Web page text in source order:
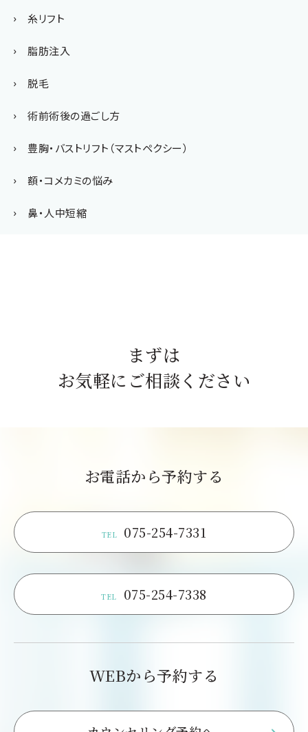
糸リフト
脂肪注入
脱毛
術前術後の過ごし方
豊胸・バストリフト（マストペクシー）
額・コメカミの悩み
鼻・人中短縮
まずは
お気軽にご相談ください
お電話から予約する
TEL 075-254-7331
TEL 075-254-7338
WEBから予約する